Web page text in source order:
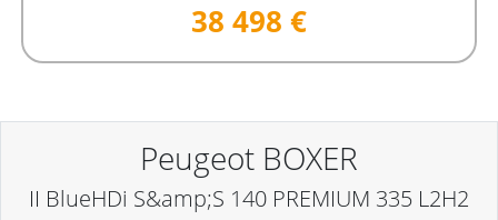
38 498 €
Peugeot BOXER
II BlueHDi S&amp;S 140 PREMIUM 335 L2H2